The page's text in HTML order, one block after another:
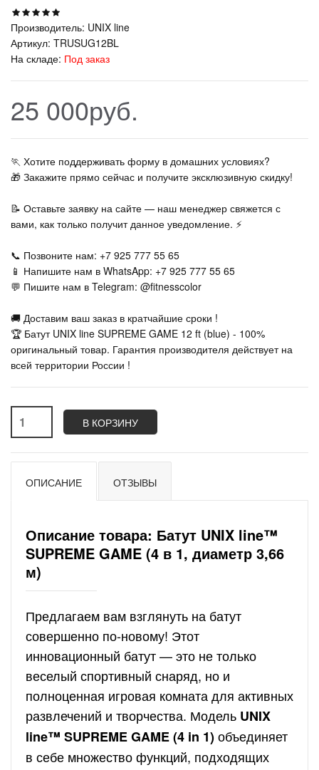
Производитель: UNIX line
Артикул: TRUSUG12BL
На складе: Под заказ
25 000руб.
🏃‍ Хотите поддерживать форму в домашних условиях?
🎁 Закажите прямо сейчас и получите эксклюзивную скидку!
📝 Оставьте заявку на сайте — наш менеджер свяжется с
вами, как только получит данное уведомление. ⚡
📞 Позвоните нам: +7 925 777 55 65
📱 Напишите нам в WhatsApp: +7 925 777 55 65
💬 Пишите нам в Telegram: @fitnesscolor
🚚 Доставим ваш заказ в кратчайшие сроки !
🏆 Батут UNIX line SUPREME GAME 12 ft (blue) - 100%
оригинальный товар. Гарантия производителя действует на
всей территории России !
В КОРЗИНУ
ОПИСАНИЕ ОТЗЫВЫ
Описание товара: Батут UNIX line™
SUPREME GAME (4 в 1, диаметр 3,66
м)
Предлагаем вам взглянуть на батут
совершенно по-новому! Этот
инновационный батут — это не только
веселый спортивный снаряд, но и
полноценная игровая комната для активных
развлечений и творчества. Модель UNIX
line™ SUPREME GAME (4 in 1)объединяет
в себе множество функций, подходящих